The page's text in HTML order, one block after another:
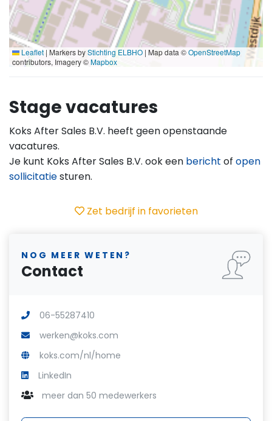
Leaflet | Markers byStichting ELBHO | Map data ©OpenStreetMap
contributors, Imagery ©Mapbox
Stage vacatures
Koks After Sales B.V. heeft geen openstaande
vacatures.
Je kunt Koks After Sales B.V. ook een bericht of open
sollicitatiesturen.
Zet bedrijf in favorieten
NOG MEER WETEN?
Contact
06-55287410
werken@koks.com
koks.com/nl/home
LinkedIn
meer dan 50 medewerkers